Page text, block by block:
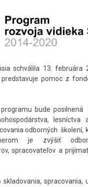
schválila 13. februára
pomoc z
bude posilnená
odborných školení,
je zvýšiť
spracovateľov a
skladovania, spracovania,